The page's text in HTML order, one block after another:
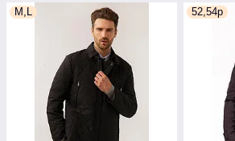
M,L 52,54р